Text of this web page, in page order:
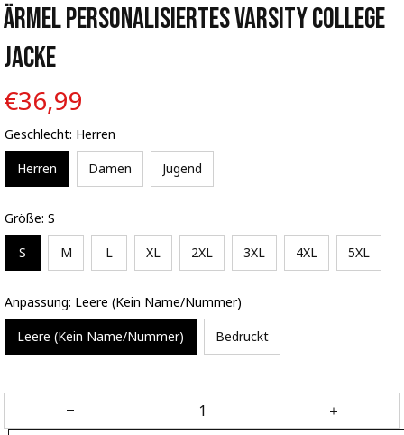
Ärmel Personalisiertes Varsity College
Jacke
€36,99
Geschlecht: Herren
Herren Damen Jugend
Größe: S
S M L XL 2XL 3XL 4XL 5XL
Anpassung: Leere (Kein Name/Nummer)
Leere (Kein Name/Nummer) Bedruckt